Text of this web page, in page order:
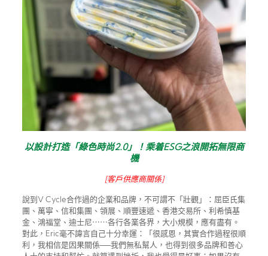
以設計打造「綠色時尚2.0」！乘着ESG之浪開拓無限商
機
[客戶供應商關係]
說到V Cycle合作過的企業和品牌，不可謂不「壯觀」：屈臣氏集
團、萬寧、信和集團、領展、順豐速遞、香港交易所、利希慎基
金、鴻福堂、迪士尼⋯⋯各行各業各界，大小規模，應有盡有。
對此，Eric毫不諱言自己十分幸運：「很感恩，其實合作過程很順
利，我相信是因果關係──我們無私幫人，也得到很多品牌和善心